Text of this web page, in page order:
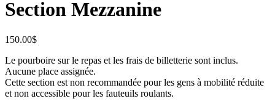
Section Mezzanine
150.00$
Le pourboire sur le repas et les frais de billetterie sont inclus.
Aucune place assignée.
Cette section est non recommandée pour les gens à mobilité réduite
et non accessible pour les fauteuils roulants.